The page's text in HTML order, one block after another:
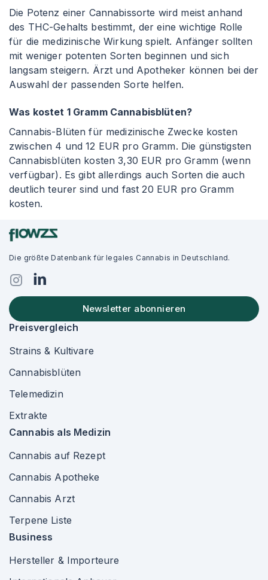
Die Potenz einer Cannabissorte wird meist anhand
des THC-Gehalts bestimmt, der eine wichtige Rolle
für die medizinische Wirkung spielt. Anfänger sollten
mit weniger potenten Sorten beginnen und sich
langsam steigern. Ärzt und Apotheker können bei der
Auswahl der passenden Sorte helfen.
Was kostet 1 Gramm Cannabisblüten?
Cannabis-Blüten für medizinische Zwecke kosten
zwischen 4 und 12 EUR pro Gramm. Die günstigsten
Cannabisblüten kosten 3,30 EUR pro Gramm (wenn
verfügbar). Es gibt allerdings auch Sorten die auch
deutlich teurer sind und fast 20 EUR pro Gramm
kosten.
Die größte Datenbank für legales Cannabis in Deutschland.
Newsletter abonnieren
Preisvergleich
Strains & Kultivare
Cannabisblüten
Telemedizin
Extrakte
Cannabis als Medizin
Cannabis auf Rezept
Cannabis Apotheke
Cannabis Arzt
Terpene Liste
Business
Hersteller & Importeure